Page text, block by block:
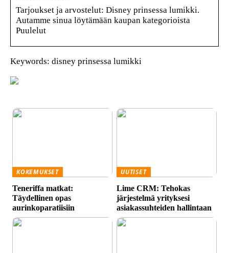
Tarjoukset ja arvostelut: Disney prinsessa lumikki.
Autamme sinua löytämään kaupan kategorioista
Puulelut
Keywords: disney prinsessa lumikki
KOKEMUKSET
Teneriffa matkat:
Täydellinen opas
aurinkoparatiisiin
UUTISET
Lime CRM: Tehokas
järjestelmä yrityksesi
asiakassuhteiden hallintaan